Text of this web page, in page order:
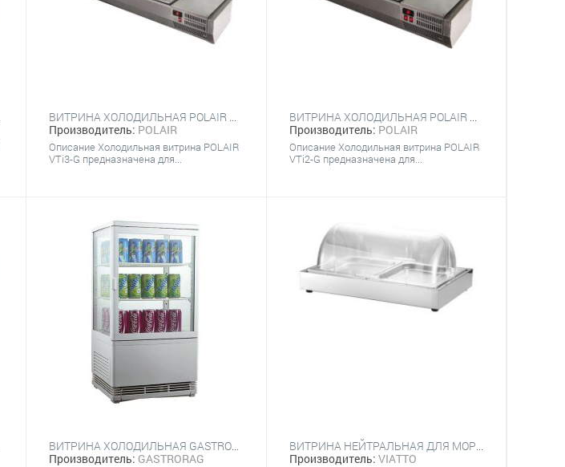
ВИТРИНА ХОЛОДИЛЬНАЯ POLAIR VTI3-G (6Х GN 1/4) С КРЫШКОЙ
Производитель: POLAIR
Описание Холодильная витрина POLAIR
VTi3-G предназначена для...
ВИТРИНА ХОЛОДИЛЬНАЯ POLAIR VTI2-G (3Х GN 1/4 + GN 1/2)
Производитель: POLAIR
Описание Холодильная витрина POLAIR
VTi2-G предназначена для...
ВИТРИНА ХОЛОДИЛЬНАЯ GASTRORAG RT-58W
Производитель: GASTRORAG
ВИТРИНА НЕЙТРАЛЬНАЯ ДЛЯ МОРЕПРОДУКТОВ VIATTO VA-SFD10IB
Производитель: VIATTO